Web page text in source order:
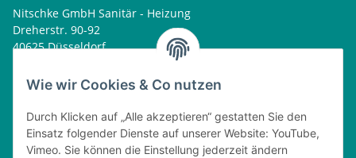
Wie wir Cookies & Co nutzen
Durch Klicken auf „Alle akzeptieren“ gestatten Sie den
Einsatz folgender Dienste auf unserer Website: YouTube,
Vimeo. Sie können die Einstellung jederzeit ändern
Nitschke GmbH Sanitär - Heizung
Dreherstr. 90-92
40625 Düsseldorf
home@nitschkegmbh.de
Rechtliches